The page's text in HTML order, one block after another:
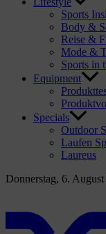
Sports
Body &
Reise &
Mode &
Sports in
Equipment
Specials
Outdoor
Laufen
Laureus
Donnerstag, 6.